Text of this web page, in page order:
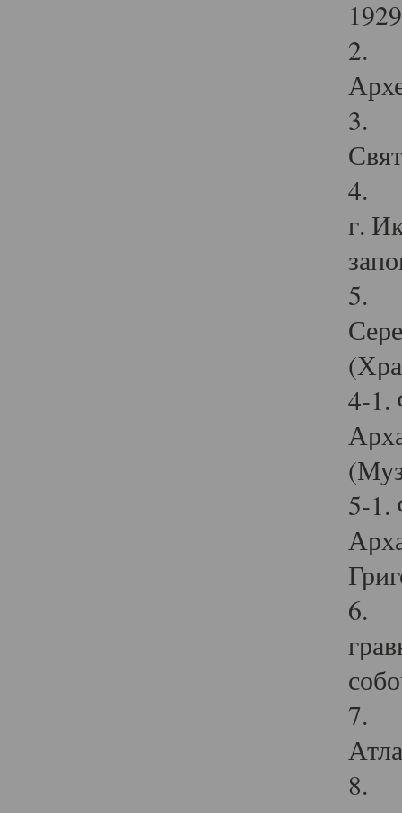
2.
3.
4.
г.
5.
4-1.
5-1.
6.
7.
8.